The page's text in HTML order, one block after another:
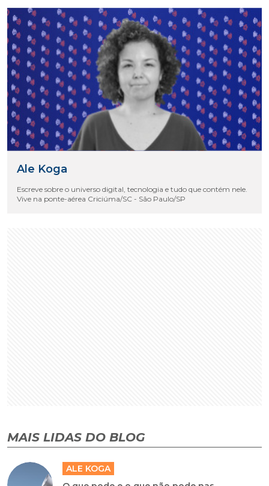
Ale Koga
Escreve sobre o universo digital, tecnologia e tudo que contém nele.
Vive na ponte-aérea Criciúma/SC - São Paulo/SP
MAIS LIDAS DO BLOG
ALE KOGA